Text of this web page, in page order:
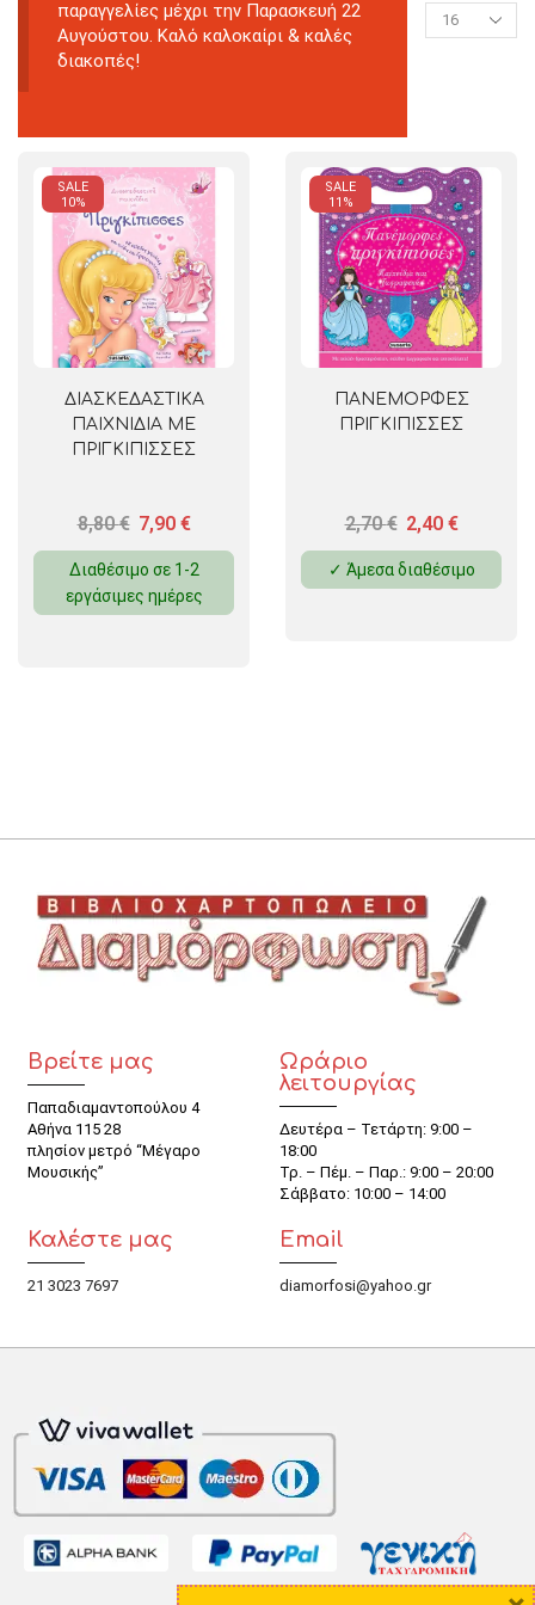
παραγγελίες μέχρι την Παρασκευή 22
Αυγούστου. Καλό καλοκαίρι & καλές
διακοπές!
SALE
10%
ΔΙΑΣΚΕΔΑΣΤΙΚΑ
ΠΑΙΧΝΙΔΙΑ ΜΕ
ΠΡΙΓΚΙΠΙΣΣΕΣ
8,80€ 7,90 €
Διαθέσιμο σε 1-2
εργάσιμες ημέρες
SALE
11%
ΠΑΝΕΜΟΡΦΕΣ
ΠΡΙΓΚΙΠΙΣΣΕΣ
2,70€ 2,40 €
✓ Άμεσα διαθέσιμο
Βρείτε μας
Παπαδιαμαντοπούλου 4
Αθήνα 115 28
πλησίον μετρό “Μέγαρο
Μουσικής”
Ωράριο
λειτουργίας
Δευτέρα – Τετάρτη: 9:00 –
18:00
Τρ. – Πέμ. – Παρ.: 9:00 – 20:00
Σάββατο: 10:00 – 14:00
Καλέστε μας
21 3023 7697
Email
diamorfosi@yahoo.gr